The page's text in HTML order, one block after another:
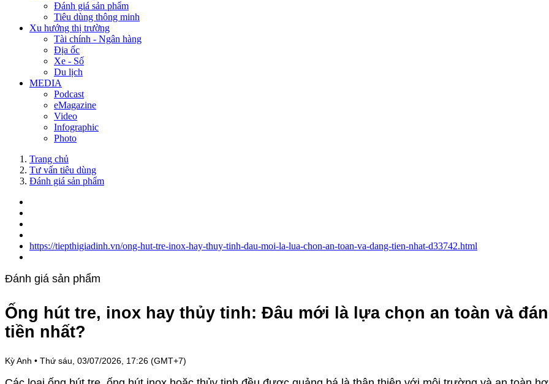
Đánh giá sản phẩm
Tiêu dùng thông minh
Xu hướng thị trường
Tài chính - Ngân hàng
Địa ốc
Xe - Số
Du lịch
MEDIA
Podcast
eMagazine
Video
Infographic
Photo
Trang chủ
Tư vấn tiêu dùng
Đánh giá sản phẩm
https://tiepthigiadinh.vn/ong-hut-tre-inox-hay-thuy-tinh-dau-moi-la-lua-chon-an-toan-va-dang-tien-nhat-d33742.html
Đánh giá sản phẩm
Ống hút tre, inox hay thủy tinh: Đâu mới là lựa chọn an toàn và
tiền nhất?
Kỳ Anh • Thứ sáu, 03/07/2026, 17:26 (GMT+7)